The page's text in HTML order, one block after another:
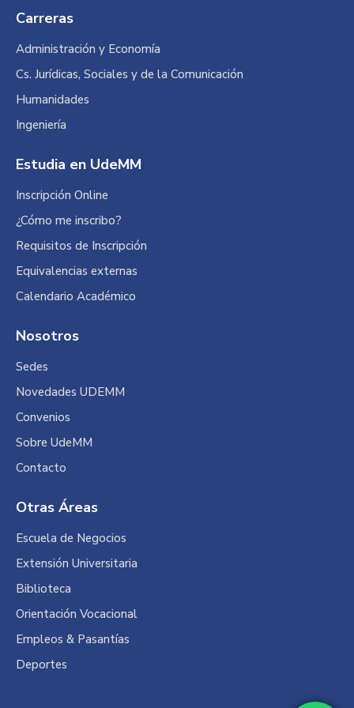
opens
in
new
opens
in
new
in
new
Carreras
Administración y Economía
Cs. Jurídicas, Sociales y de la Comunicación
Humanidades
Ingeniería
Estudia en UdeMM
Inscripción Online
¿Cómo me inscribo?
Requisitos de Inscripción
Equivalencias externas
Calendario Académico
Nosotros
Sedes
Novedades UDEMM
Convenios
Sobre UdeMM
Contacto
Otras Áreas
Escuela de Negocios
Extensión Universitaria
Biblioteca
Orientación Vocacional
Empleos & Pasantías
Deportes